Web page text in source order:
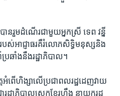
ន​រួម​ដំណើរ​ជាមួយ​អ្នក​ស្រី​ ទេព វន្នី​
បស់​អាជ្ញាធរ​គឺ​រំលោភ​សិទ្ធិ​មនុស្ស​និង​
រឆាំង​នឹង​រដ្ឋាភិបាល។​
អំពើ​ហិង្សា​លើ​ប្រជា​ពលរដ្ឋ​ដេញ​វាយ​
ដ្ឋាភិបាល​ស្រុក​ខ្មែរ​ហ្នឹង នាយករដ្ឋ